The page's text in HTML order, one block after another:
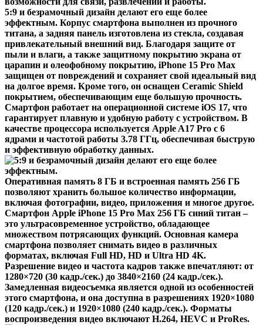
5:9 и безрамочный дизайн делают его еще более
эффектным. Корпус смартфона выполнен из прочного
титана, а задняя панель изготовлена из стекла, создавая
привлекательный внешний вид. Благодаря защите от
пыли и влаги, а также защитному покрытию экрана от
царапин и олеофобному покрытию, iPhone 15 Pro Max
защищен от повреждений и сохраняет свой идеальный вид
на долгое время. Кроме того, он оснащен Ceramic Shield
покрытием, обеспечивающим еще большую прочность.
Смартфон работает на операционной системе iOS 17, что
гарантирует плавную и удобную работу с устройством. В
качестве процессора используется Apple A17 Pro с 6
ядрами и частотой работы 3.78 ГГц, обеспечивая быструю
и эффективную обработку данных.
Оперативная память 8 ГБ и встроенная память 256 ГБ
позволяют хранить большое количество информации,
включая фотографии, видео, приложения и многое другое.
Смартфон Apple iPhone 15 Pro Max 256 ГБ синий титан –
это ультрасовременное устройство, обладающее
множеством потрясающих функций. Основная камера
смартфона позволяет снимать видео в различных
форматах, включая Full HD, HD и Ultra HD 4K.
Разрешение видео и частота кадров также впечатляют: от
1280×720 (30 кадр./сек.) до 3840×2160 (24 кадр./сек.).
Замедленная видеосъемка является одной из особенностей
этого смартфона, и она доступна в разрешениях 1920×1080
(120 кадр./сек.) и 1920×1080 (240 кадр./сек.). Форматы
воспроизведения видео включают H.264, HEVC и ProRes.